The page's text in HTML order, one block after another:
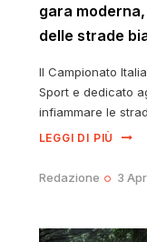
gara
delle strade
Il Campionato
Sport e dedicato
infiammare le
LEGGI DI PIÙ
Redazione 3